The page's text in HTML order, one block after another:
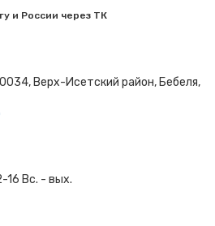
и России через ТК
Верх-Исетский район, Бебеля,
16 Вс. - вых.